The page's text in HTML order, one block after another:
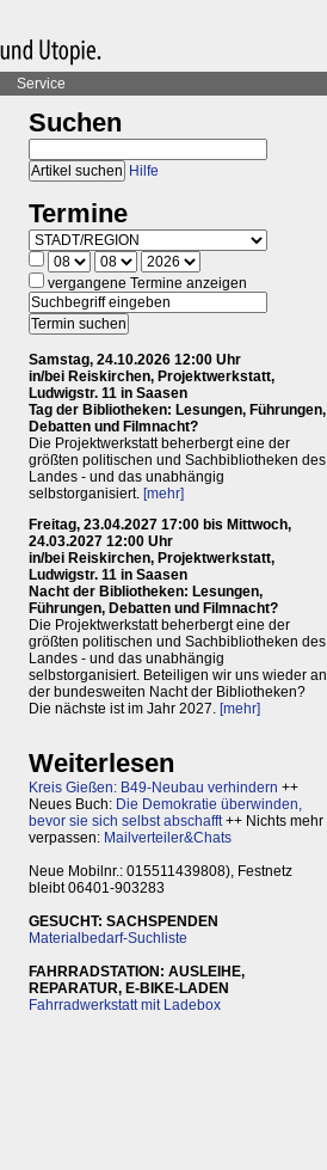
Service
Suchen
Hilfe
Termine
vergangene Termine anzeigen
Samstag, 24.10.2026 12:00 Uhr
in/bei Reiskirchen, Projektwerkstatt,
Ludwigstr. 11 in Saasen
Tag der Bibliotheken: Lesungen, Führungen,
Debatten und Filmnacht?
Die Projektwerkstatt beherbergt eine der
größten politischen und Sachbibliotheken des
Landes - und das unabhängig
selbstorganisiert. [mehr]
Freitag, 23.04.2027 17:00 bis Mittwoch,
24.03.2027 12:00 Uhr
in/bei Reiskirchen, Projektwerkstatt,
Ludwigstr. 11 in Saasen
Nacht der Bibliotheken: Lesungen,
Führungen, Debatten und Filmnacht?
Die Projektwerkstatt beherbergt eine der
größten politischen und Sachbibliotheken des
Landes - und das unabhängig
selbstorganisiert. Beteiligen wir uns wieder an
der bundesweiten Nacht der Bibliotheken?
Die nächste ist im Jahr 2027. [mehr]
Weiterlesen
Kreis Gießen: B49-Neubau verhindern ++
Neues Buch: Die Demokratie überwinden,
bevor sie sich selbst abschafft++ Nichts mehr
verpassen: Mailverteiler&Chats
Neue Mobilnr.: 015511439808), Festnetz
bleibt 06401-903283
GESUCHT: SACHSPENDEN
Materialbedarf-Suchliste
FAHRRADSTATION: AUSLEIHE,
REPARATUR, E-BIKE-LADEN
Fahrradwerkstatt mit Ladebox